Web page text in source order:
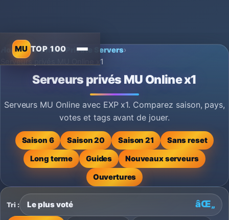
MU TOP 100
Home›MU Online Private Servers›
Serveurs privés MU Online x1
Serveurs privés MU Online x1
Serveurs MU Online avec EXP x1. Comparez saison, pays,
votes et tags avant de jouer.
Saison 6 Saison 20 Saison 21
Sans reset
Long terme
Guides
Nouveaux serveurs
Ouvertures
Tri :